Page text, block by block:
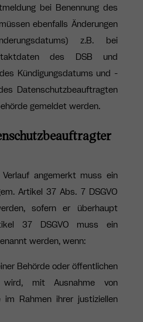
bei Benennung des
ebenfalls Änderungen
z.B. bei
des DSB und
Kündigungsdatums und -
Datenschutzbeauftragten
gemeldet werden.
angemerkt muss ein
Artikel 37 Abs. 7 DSGVO
sofern er überhaupt
37 DSGVO muss ein
werden, wenn:
Behörde oder öffentlichen
wird, mit Ausnahme von
Rahmen ihrer justiziellen